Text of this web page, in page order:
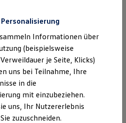
Class bei Volkswagen
Informationen über
(beispielsweise
je Seite, Klicks)
uns bei Teilnahme, Ihre
in die
mit einzubeziehen.
uns, Ihr Nutzererlebnis
zuzuschneiden.